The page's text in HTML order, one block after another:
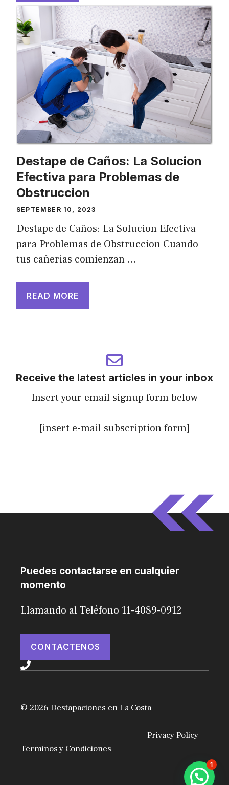
Destape de Caños: La Solucion
Efectiva para Problemas de
Obstruccion
SEPTEMBER 10, 2023
Destape de Caños: La Solucion Efectiva
para Problemas de Obstruccion Cuando
tus cañerias comienzan …
READ MORE
Receive the latest articles in your inbox
Insert your email signup form below
[insert e-mail subscription form]
Puedes contactarse en cualquier
momento
Llamando al Teléfono 11-4089-0912
CONTACTENOS
© 2026 Destapaciones en La Costa
Privacy Policy
Terminos y Condiciones
1